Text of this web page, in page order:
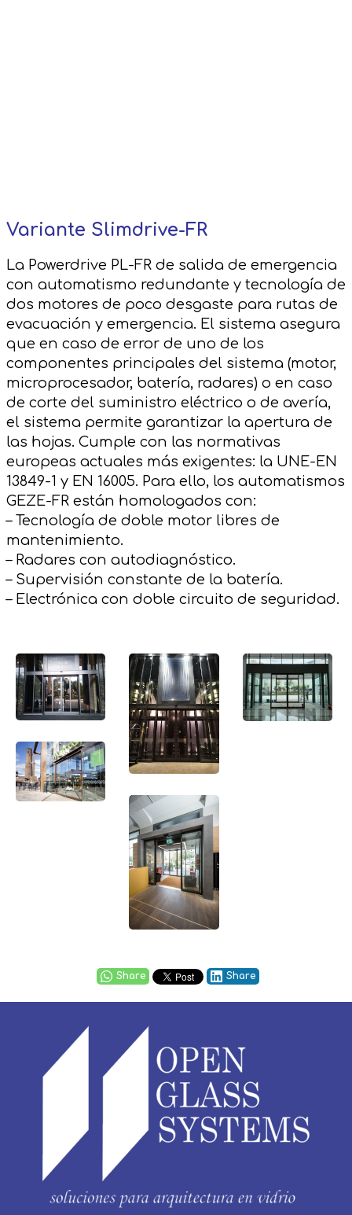
Variante Slimdrive-FR
La Powerdrive PL-FR de salida de emergencia
con automatismo redundante y tecnología de
dos motores de poco desgaste para rutas de
evacuación y emergencia. El sistema asegura
que en caso de error de uno de los
componentes principales del sistema (motor,
microprocesador, batería, radares) o en caso
de corte del suministro eléctrico o de avería,
el sistema permite garantizar la apertura de
las hojas. Cumple con las normativas
europeas actuales más exigentes: la UNE-EN
13849-1 y EN 16005. Para ello, los automatismos
GEZE-FR están homologados con:
– Tecnología de doble motor libres de
mantenimiento.
– Radares con autodiagnóstico.
– Supervisión constante de la batería.
– Electrónica con doble circuito de seguridad.
Share Share